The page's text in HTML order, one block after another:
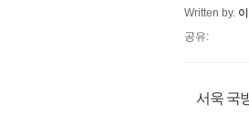
Written by.
공유:
서욱 국